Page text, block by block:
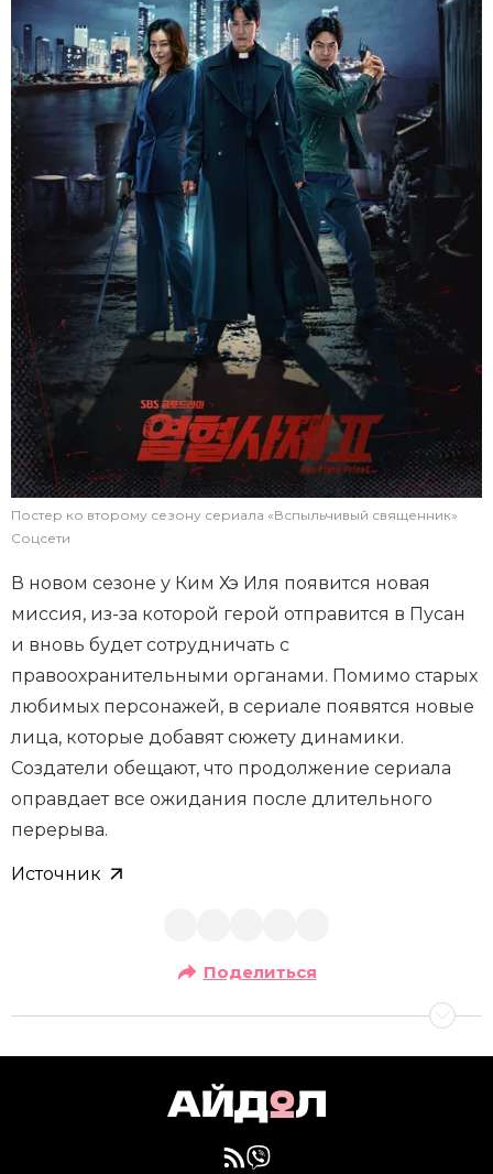
Постер ко второму сезону сериала «Вспыльчивый священник»
Соцсети
В новом сезоне у Ким Хэ Иля появится новая
миссия, из-за которой герой отправится в Пусан
и вновь будет сотрудничать с
правоохранительными органами. Помимо старых
любимых персонажей, в сериале появятся новые
лица, которые добавят сюжету динамики.
Создатели обещают, что продолжение сериала
оправдает все ожидания после длительного
перерыва.
Источник
Поделиться